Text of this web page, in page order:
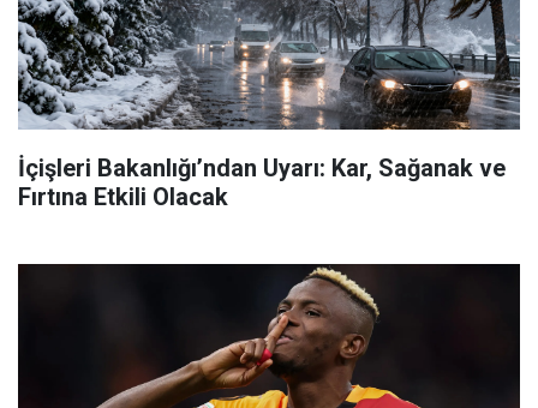
İçişleri Bakanlığı’ndan Uyarı: Kar, Sağanak ve
Fırtına Etkili Olacak